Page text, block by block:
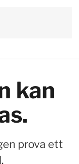
kan
prova ett